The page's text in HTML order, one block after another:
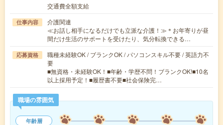
交通費全額支給
仕事内容
介護関連
≪お話し相手になるだけでも立派な介護！≫＊お年寄りが昼
間だけ生活のサポートを受けたり、気分転換できる…
応募資格
職種未経験OK / ブランクOK / パソコンスキル不要 / 英語力不
要
■無資格・未経験OK！■年齢・学歴不問！ブランクOK!■10名
以上採用予定！■履歴書不要■社会保険完…
職場の雰囲気
年齢層